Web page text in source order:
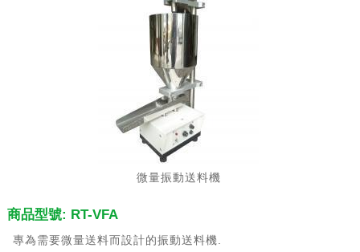
微量振動送料機
商品型號: RT-VFA
專為需要微量送料而設計的振動送料機.